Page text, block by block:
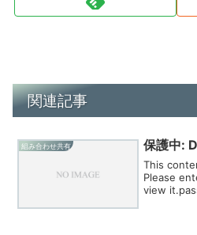
関連記事
組み合わせ共有 保護中:
This
Please
view